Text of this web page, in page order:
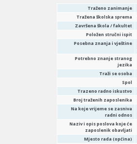
Traženo zanimanje
Tražena školska sprema
Završena škola / fakultet
Položen stručni ispit
Posebna znanja i vještine
Potrebno znanje stranog
jezika
Traži se osoba
Spol
Trazeno radno iskustvo
Broj traženih zaposlenika
Na koje vrijeme se zasniva
radni odnos
Naziv i opis poslova koje će
zaposlenik obavljati
Mjesto rada (općina)